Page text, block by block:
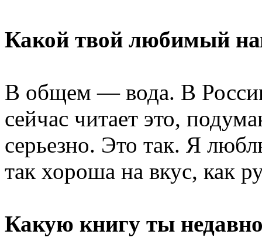
Какой твой любимый
В общем — вода. В
сейчас читает это,
серьезно. Это так. Я
так хороша на вкус, как
Какую книгу ты